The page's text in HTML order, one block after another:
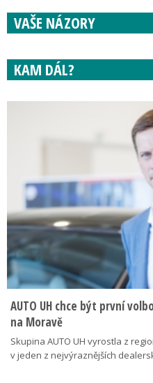
VAŠE NÁZORY
KAM DÁL?
AUTO UH chce být první
na Moravě
Skupina AUTO UH vyrostla z
v jeden z nejvýraznějších